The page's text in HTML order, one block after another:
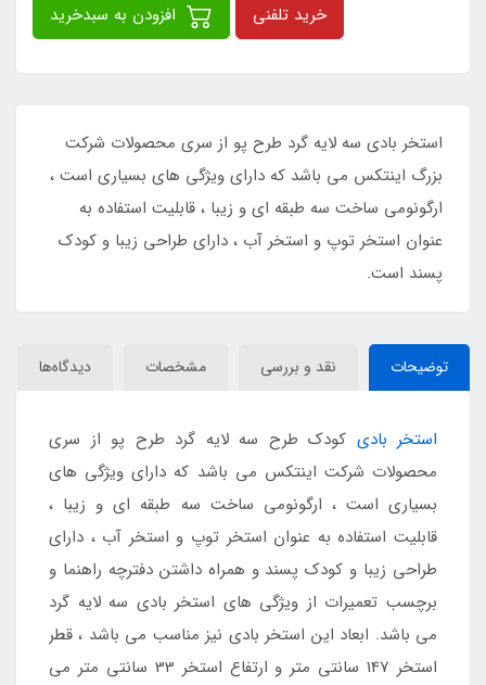
خرید تلفنی
استخر بادی سه لایه گرد طرح پو از سری محصولات شرکت
بزرگ اینتکس می باشد که دارای ویژگی های بسیاری است ،
ارگونومی ساخت سه طبقه ای و زیبا ، قابلیت استفاده به
عنوان استخر توپ و استخر آب ، دارای طراحی زیبا و کودک
پسند است.
توضیحات نقد و بررسی مشخصات دیدگاه‌ها
استخر بادی کودک طرح سه لایه گرد طرح پو از سری
محصولات شرکت اینتکس می باشد که دارای ویژگی های
بسیاری است ، ارگونومی ساخت سه طبقه ای و زیبا ،
قابلیت استفاده به عنوان استخر توپ و استخر آب ، دارای
طراحی زیبا و کودک پسند و همراه داشتن دفترچه راهنما و
برچسب تعمیرات از ویژگی های استخر بادی سه لایه گرد
می باشد. ابعاد این استخر بادی نیز مناسب می باشد ، قطر
استخر 147 سانتی متر و ارتفاع استخر 33 سانتی متر می